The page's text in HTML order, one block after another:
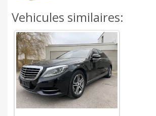
Vehicules similaires: